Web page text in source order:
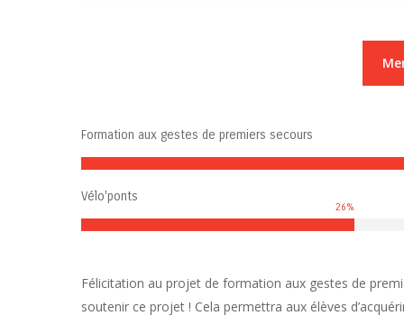
Formation aux gestes de premiers secours
Vélo'ponts
26%
Félicitation au projet de formation aux gestes de
soutenir ce projet ! Cela permettra aux élèves